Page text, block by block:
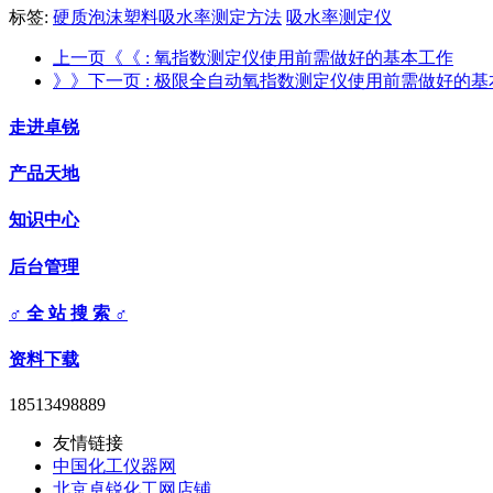
标签: 硬质泡沫塑料吸水率测定方法 吸水率测定仪
上一页《《 : 氧指数测定仪使用前需做好的基本工作
》》下一页 : 极限全自动氧指数测定仪使用前需做好的基
走进卓锐
产品天地
知识中心
后台管理
♂ 全 站 搜 索 ♂
资料下载
18513498889
友情链接
中国化工仪器网